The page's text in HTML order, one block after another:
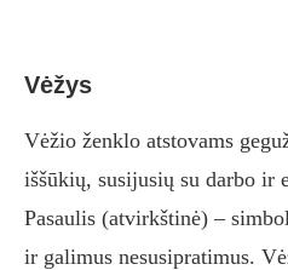
Vėžys
Vėžio ženklo atstovams
iššūkių, susijusių su darbo ir
Pasaulis (atvirkštinė) –
ir galimus nesusipratimus.